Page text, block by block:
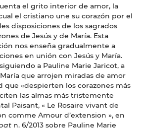
el grito interior de amor, la
el cristiano une su corazón por el
disposiciones de los sagrados
de Jesús y de María. Esta
nos enseña gradualmente a
en unión con Jesús y María.
a Pauline Marie Jaricot, a
que arrojen miradas de amor
que «despierten los corazones más
las almas más tristemente
Paisant, « Le Rosaire vivant de
comme Amour d’extension », en
n. 6/2013 sobre Pauline Marie